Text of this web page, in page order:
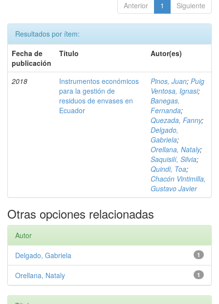
Anterior 1 Siguiente
Resultados por ítem:
Fecha de
publicación
Título Autor(es)
2018
Instrumentos económicos
para la gestión de
residuos de envases en
Ecuador
Pinos, Juan; Puig
Ventosa, Ignasi;
Banegas,
Fernanda;
Quezada, Fanny;
Delgado,
Gabriela;
Orellana, Nataly;
Saquisilí, Silvia;
Quindi, Toa;
Chacón Vintimilla,
Gustavo Javier
Otras opciones relacionadas
Autor
1
Delgado, Gabriela
1
Orellana, Nataly